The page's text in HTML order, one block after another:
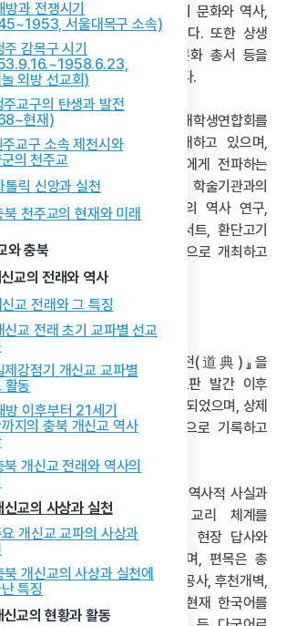
과 전쟁시기
서울대목구 소속)
감목구 시기
외방 선교회)
주교구의 탄생과 발전
현재)
주교구 소속 제천시와
의 천주교
릭 신앙과 실천
천주교의 현재와 미래
와 충북
교의 전래와 역사
신교 전래와 그 특징
신교 전래 초기 교파별 선교
제강점기 개신교 교파별
활동
방 이후부터 21세기
지의 충북 개신교 역사
북 개신교 전래와 역사의
교의 사상과 실천
요 개신교 교파의 사상과
북 개신교의 사상과 실천에
특징
교의 현황과 활동
생방송국은 증산도 사상, 한국의 문화와 역사,
한 프로그램을 제작·방영하고 있다. 또한 상생
경전 출판 및 번역과 교리서, 문화 총서 등을
관지 『월간 개벽』을 발행하고 있다.
로는 상생봉사단과 증산도 대학생연합회를
및 지역사회 봉사활동을 전개하고 있으며,
과 예술로 수행과 문화를 대중에게 전파하는
에도 상생문화연구소 및 여러 학술기관과의
도 사상 연구 및 번역, 한국인의 역사 연구,
하고 있으며, 개벽 문화 북콘서트, 환단고기
등의 학술·문화 행사를 정기적으로 개최하고
는 증산도의 핵심 경전인 『도전(道典)』을
있다. 『도전』은 1992년 초판 발간 이후
완하여 2003년에 완간본이 간행되었으며, 상제
부의 생애와 가르침을 체계적으로 기록하고
서 신앙과 교리의 기준이 되며, 역사적 사실과
탕으로 증산도의 세계관과 교리 체계를
고 있다. 이 경전은 50년 간의 현장 답사와
들의 증언을 토대로 편찬되었으며, 편목은 총
있다. 이는 증산의 탄강부터 천지공사, 후천개벽,
는 포괄적 내용을 담고 있다. 현재 한국어를